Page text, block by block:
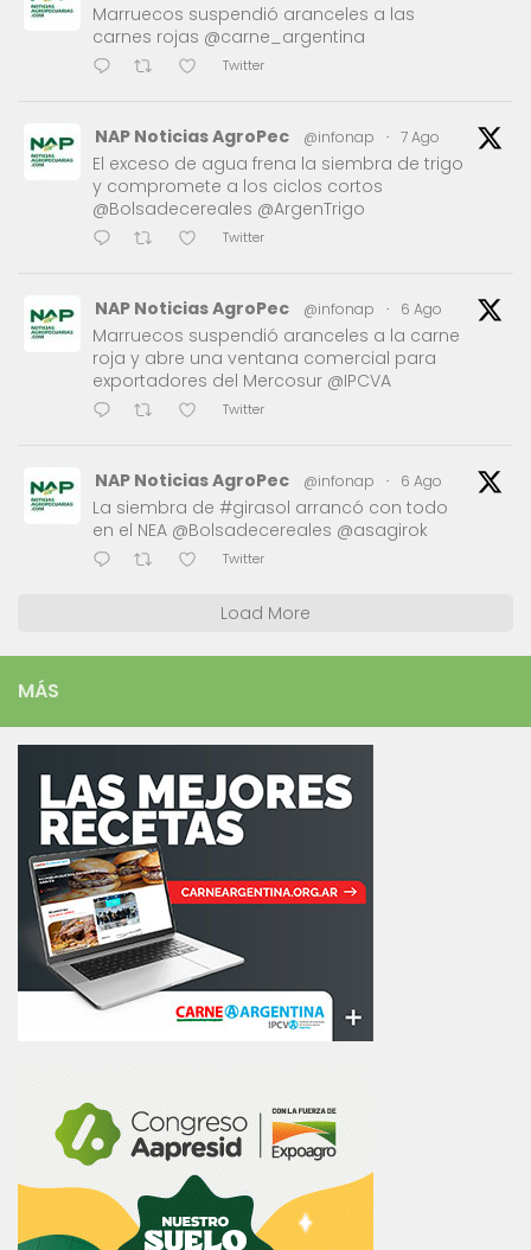
Marruecos suspendió aranceles a las
carnes rojas @carne_argentina
Twitter
NAP Noticias AgroPec @infonap · 7 Ago
El exceso de agua frena la siembra de trigo
y compromete a los ciclos cortos
@Bolsadecereales @ArgenTrigo
Twitter
NAP Noticias AgroPec @infonap · 6 Ago
Marruecos suspendió aranceles a la carne
roja y abre una ventana comercial para
exportadores del Mercosur @IPCVA
Twitter
NAP Noticias AgroPec @infonap · 6 Ago
La siembra de #girasol arrancó con todo
en el NEA @Bolsadecereales @asagirok
Twitter
Load More
MÁS